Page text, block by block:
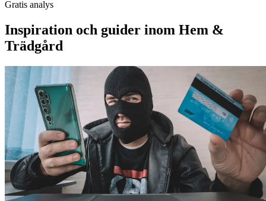
Gratis analys
Inspiration och guider inom Hem &
Trädgård